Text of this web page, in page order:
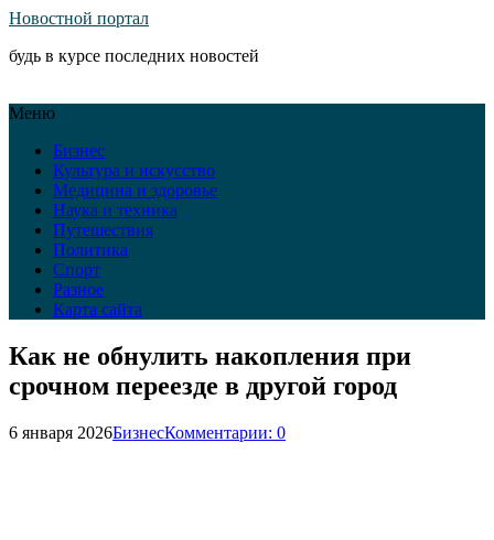
Новостной портал
будь в курсе последних новостей
Меню
Бизнес
Культура и искусство
Медицина и здоровье
Наука и техника
Путешествия
Политика
Спорт
Разное
Карта сайта
Как не обнулить накопления при
срочном переезде в другой город
6 января 2026БизнесКомментарии: 0